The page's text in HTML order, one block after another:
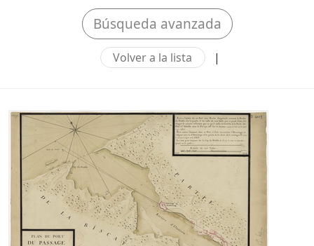
Búsqueda avanzada
Volver a la lista |